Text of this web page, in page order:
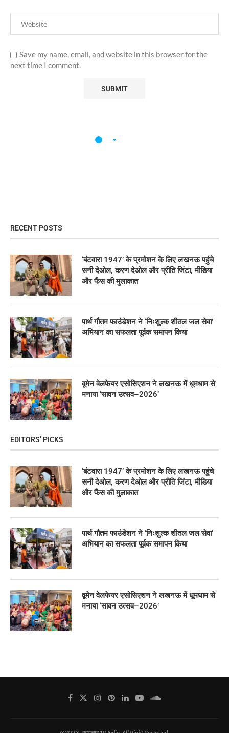
Save my name, email, and website in this browser for the
next time I comment.
RECENT POSTS
‘बंटवारा 1947’ के प्रमोशन के लिए लखनऊ पहुंचे
सनी देओल, करण देओल और प्रीति जिंटा, मीडिया
और फैंस की मुलाकात
पार्थ गौतम फाउंडेशन ने ‘निःशुल्क शीतल जल सेवा’
अभियान का सफलता पूर्वक समापन किया
वूमेन वेलफेयर एसोसिएशन ने लखनऊ में धूमधाम से
मनाया ‘सावन उत्सव–2026’
EDITORS’ PICKS
‘बंटवारा 1947’ के प्रमोशन के लिए लखनऊ पहुंचे
सनी देओल, करण देओल और प्रीति जिंटा, मीडिया
और फैंस की मुलाकात
पार्थ गौतम फाउंडेशन ने ‘निःशुल्क शीतल जल सेवा’
अभियान का सफलता पूर्वक समापन किया
वूमेन वेलफेयर एसोसिएशन ने लखनऊ में धूमधाम से
मनाया ‘सावन उत्सव–2026’